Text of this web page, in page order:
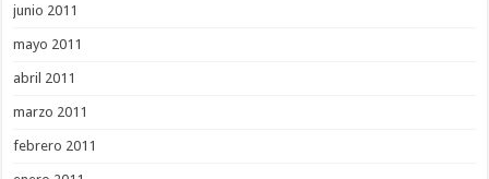
junio 2011
mayo 2011
abril 2011
marzo 2011
febrero 2011